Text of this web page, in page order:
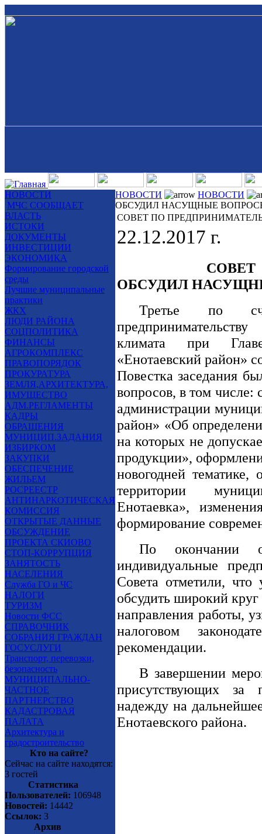
НОВОСТИ
МЧС СООБЩАЕТ
ВЛАСТЬ
ИСТОКИ
ДОКУМЕНТЫ
ИНВЕСТИЦИИ
ЭКОНОМИКА
Формирование городской
среды
Лучшие муниципальные
практики
ЖКХ
ЛЮДИ РАЙОНА
СОЦПОЛИТИКА
ФИНАНСЫ
АГРОКОМПЛЕКС
ПРАВОПОРЯДОК
ПРОКУРАТУРА
ЗЕМЛЯ,АРХИТЕКТУРА,
ИМУЩЕСТВО
АДМ.РЕГЛАМЕНТЫ
КАДРЫ
ОБРАЩЕНИЯ
МУНИЦИП.ЗАДАНИЯ
ИЗБИРКОМ
ЗАКУПКИ
ОБЕСПЕЧЕНИЕ
ЖИЛЬЕМ
РОСРЕЕСТР
АНТИНАРКОТИЧЕСКАЯ
КОМИССИЯ
ОТКРЫТЫЕ ДАННЫЕ
ОБСУЖДЕНИЕ
ПРОЕКТА СКИОВО
СТОП-КОРРУПЦИЯ
ЗАНЯТОСТЬ
НАСЕЛЕНИЯ
Служба ГО и ЧС
НАЛОГИ
ТУРИЗМ
Новости ФСС
СПРАВОЧНИК
СОБРАНИЯ ГРАЖДАН
ГОСУСЛУГИ
Транспорт, перевозки,
безопасность
МУНИЦИПАЛЬНО-
ЧАСТНОЕ
ПАРТНЕРСТВО
КАДАСТРОВАЯ
ПАЛАТА
Архитектура и
градостроительство
Кто на сайте?
Сейчас на сайте находятся:
3 гостей
Статистика
Пользователей: 106948
Новостей: 14442
Ссылок: 3
Архив
НОВОСТИ
НОВОСТИ
ОБСУДИЛ НАСУЩНЫЕ
СОВЕТ ПО
22.12.2017 г.
СОВЕТ ПО
ОБСУДИЛ
Третье по
климата при
«Енотаевский район»
Повестка заседания
вопросов, в том числе:
администрации
район» «Об
на которых не
продукции»,
новогодней тематике,
территории
Енотаевка»,
формирование
По окончании
индивидуальные
Совета отметили, что
обсудить широкий
направления работы,
налоговом
рекомендации.
В завершении
присутствующих за
надежду на
Енотаевского района.